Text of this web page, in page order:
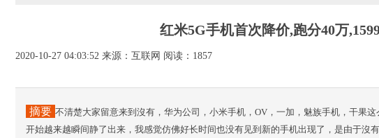
红米5G手机首次降价,跑分40万
2020-10-27 04:03:52 来源：互联网 阅读：1857
摘要 不清楚大家留意来到沒有，华为公司，小米手机，OV，一加，魅族手机，干果
开始越来越瞬间静了出来，我感觉仿佛好长时间也没有见到新的手机出现了，是由于沒